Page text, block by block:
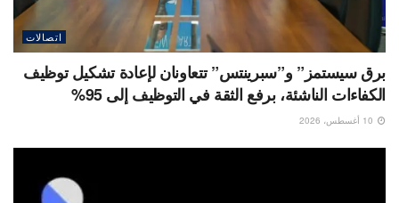
اتصالات
برق سيستمز” و”سبرينتس” تتعاونان لإعادة تشكيل توظيف
الكفاءات الناشئة، برفع الثقة في التوظيف إلى 95%